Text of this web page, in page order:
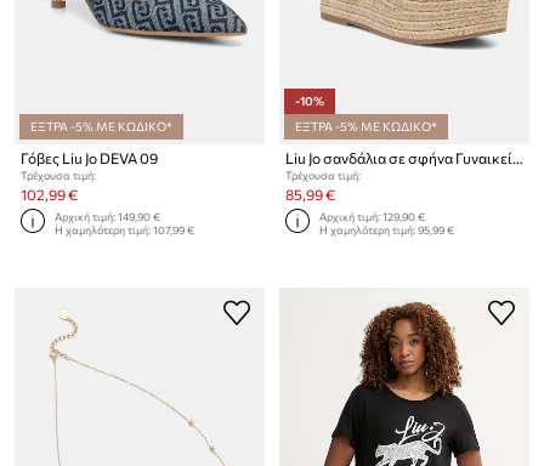
ΕΞΤΡΑ -5% ΜΕ ΚΩΔΙΚΟ*
Γόβες Liu Jo DEVA 09
Τρέχουσα τιμή:
102,99 €
Αρχική τιμή:149,90 €
Η χαμηλότερη τιμή:107,99 €
-10%
ΕΞΤΡΑ -5% ΜΕ ΚΩΔΙΚΟ*
Liu Jo σανδάλια σε σφήνα Γυναικεία δερμάτινα BALI 01
Τρέχουσα τιμή:
85,99 €
Αρχική τιμή:129,90 €
Η χαμηλότερη τιμή:95,99 €